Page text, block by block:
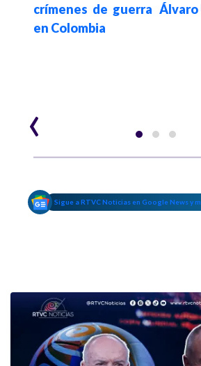
crímenes de guerra
en Colombia
Álvaro
‹
Sigue a RTVC Noticias en Google News y